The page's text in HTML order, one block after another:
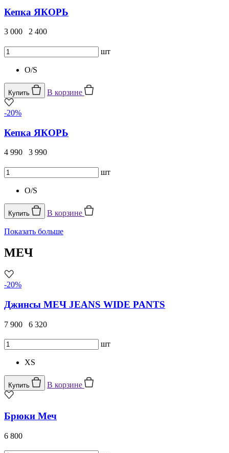
Кепка ЯКОРЬ
3 000 2 400
шт
O/S
Купить В корзине
-20%
Кепка ЯКОРЬ
4 990 3 990
шт
O/S
Купить В корзине
Показать больше
МЕЧ
-20%
Джинсы МЕЧ JEANS WIDE PANTS
7 900 6 320
шт
XS
Купить В корзине
Брюки Меч
6 800